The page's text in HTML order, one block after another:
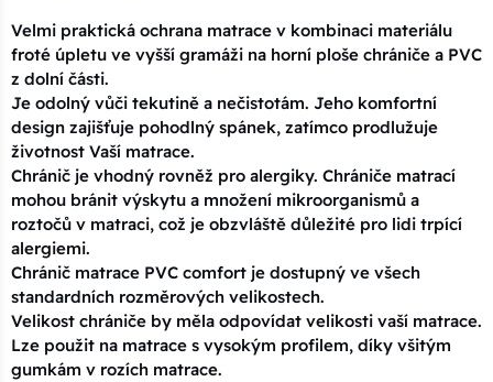
Velmi praktická ochrana matrace v kombinaci materiálu
froté úpletu ve vyšší gramáži na horní ploše chrániče a PVC
z dolní části.
Je odolný vůči tekutině a nečistotám. Jeho komfortní
design zajišťuje pohodlný spánek, zatímco prodlužuje
životnost Vaší matrace.
Chránič je vhodný rovněž pro alergiky. Chrániče matrací
mohou bránit výskytu a množení mikroorganismů a
roztočů v matraci, což je obzvláště důležité pro lidi trpící
alergiemi.
Chránič matrace PVC comfort je dostupný ve všech
standardních rozměrových velikostech.
Velikost chrániče by měla odpovídat velikosti vaší matrace.
Lze použit na matrace s vysokým profilem, díky všitým
gumkám v rozích matrace.